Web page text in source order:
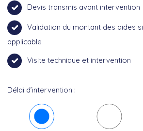
Devis transmis avant intervention
Validation du montant des aides si
applicable
Visite technique et intervention
Délai d’intervention :